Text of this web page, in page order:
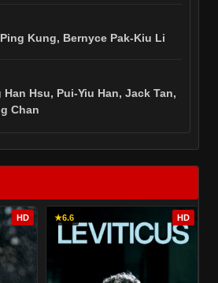
Kung, Bernyce Pak-Kiu Li
Han Hsu, Pui-Yiu Han, Jack Tan,
Chan
HD ★6.6 HD